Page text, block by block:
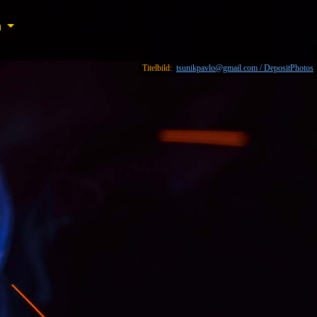
Titelbild: tsunikpavlo@gmail.com / DepositPhotos